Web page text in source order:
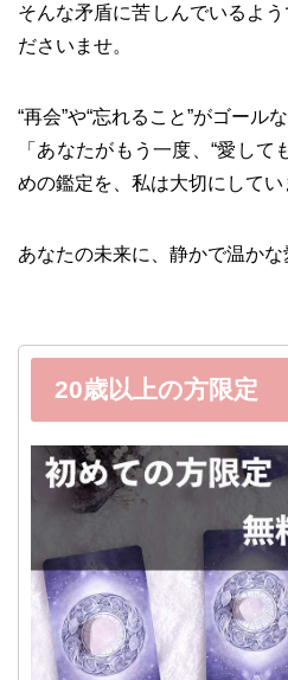
そんな矛盾に苦しんでいるよ
ださいませ。
“再会”や“忘れること”がゴール
「あなたがもう一度、“愛して
めの鑑定を、私は大切にしてい
あなたの未来に、静かで温かな
20歳以上の方限定